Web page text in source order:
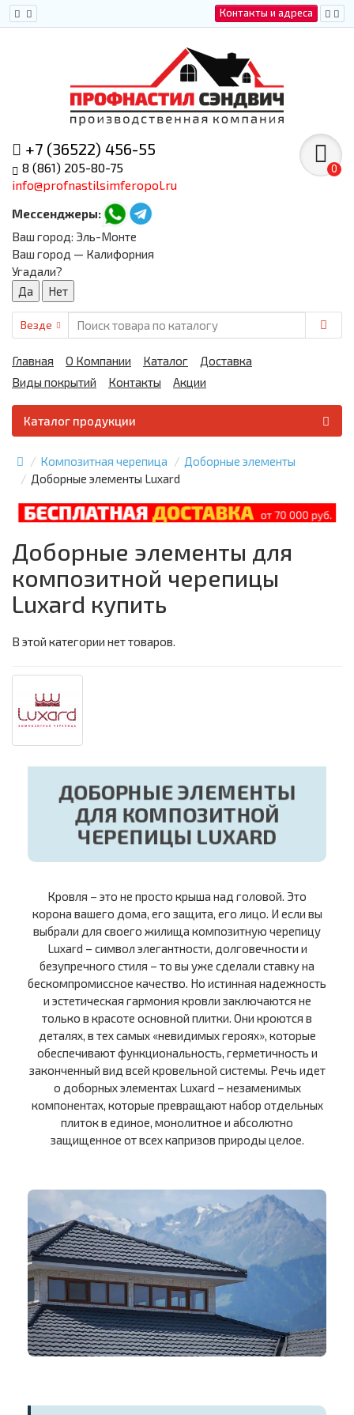
Контакты и адреса
+7 (36522) 456-55
8 (861) 205-80-75
info@profnastilsimferopol.ru
Мессенджеры:
0
Ваш город: Эль-Монте
Ваш город — Калифорния
Угадали?
Везде
Главная О Компании Каталог
Доставка
Виды покрытий
Контакты Акции
Каталог продукции
Композитная черепица
Доборные элементы
Доборные элементы Luxard
Доборные элементы для
композитной черепицы
Luxard купить
В этой категории нет товаров.
ДОБОРНЫЕ ЭЛЕМЕНТЫ
ДЛЯ КОМПОЗИТНОЙ
ЧЕРЕПИЦЫ LUXARD
Кровля – это не просто крыша над головой. Это
корона вашего дома, его защита, его лицо. И если вы
выбрали для своего жилища композитную черепицу
Luxard – символ элегантности, долговечности и
безупречного стиля – то вы уже сделали ставку на
бескомпромиссное качество. Но истинная надежность
и эстетическая гармония кровли заключаются не
только в красоте основной плитки. Они кроются в
деталях, в тех самых «невидимых героях», которые
обеспечивают функциональность, герметичность и
законченный вид всей кровельной системы. Речь идет
о доборных элементах Luxard – незаменимых
компонентах, которые превращают набор отдельных
плиток в единое, монолитное и абсолютно
защищенное от всех капризов природы целое.